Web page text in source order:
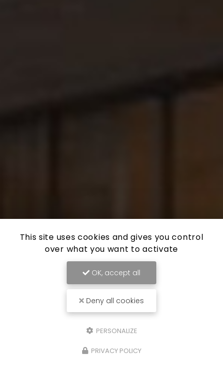
This site uses cookies and gives you control
over what you want to activate
OK, accept all
Deny all cookies
PERSONALIZE
PRIVACY POLICY